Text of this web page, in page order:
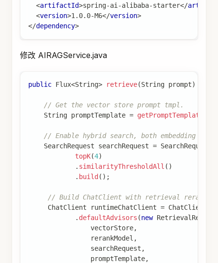
<artifactId>spring-ai-alibaba-starter</
<version>1.0.0-M6</version>
</dependency>
修改 AIRAGService.java
public Flux<String> retrieve(String prompt)
// Get the vector store prompt tmpl.
String promptTemplate = getPromptTemplate
// Enable hybrid search, both embedding
SearchRequest searchRequest = SearchRequest
topK(4)
. similarityThresholdAll ( )
. build ( ) ;
// Build ChatClient with retrieval rerank
ChatClient runtimeChatClient = ChatClient
. defaultAdvisors (new
                vectorStore
,
                rerankModel
,
                searchRequest
,
                promptTemplate
,